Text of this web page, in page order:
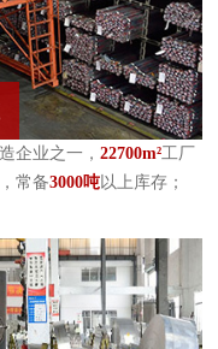
企业之一， 22700m²工厂
常备3000吨以上库存；